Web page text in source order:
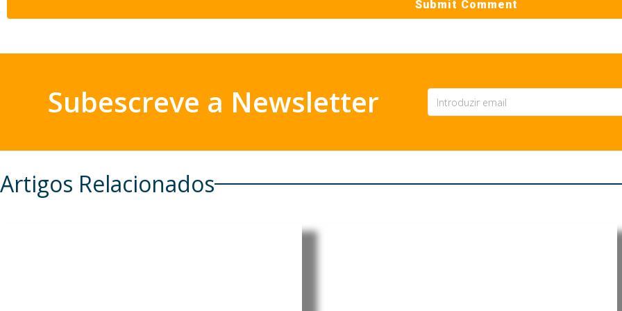
Subescreve a Newsletter
Artigos Relacionados